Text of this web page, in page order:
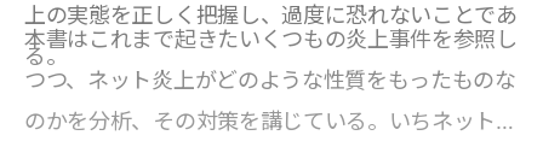
上の実態を正しく把握し、過度に恐れないことであ
る。
本書はこれまで起きたいくつもの炎上事件を参照し
つつ、ネット炎上がどのような性質をもったものな
のかを分析、その対策を講じている。いちネットユ